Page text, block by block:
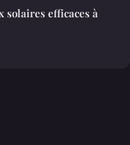
solaires efficaces à